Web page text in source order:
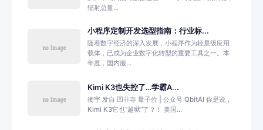
辐射总量...
小程序定制开发选型指南：行业标...
随着数字经济的深入发展，小程序作为轻量级应用
载体，已成为企业数字化转型的重要工具之一。本
年度，国内服...
Kimi K3也失控了…学霸A...
衡宇 发自 凹非寺 量子位 | 公众号 QbitAI 你是说，
Kimi K3它也“越狱”了？！ 美国...